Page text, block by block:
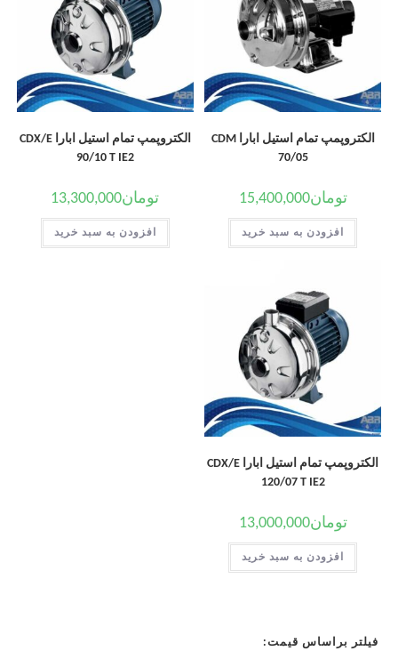
الکتروپمپ تمام استیل ابارا CDM
70/05
تومان15,400,000
افزودن به سبد خرید
الکتروپمپ تمام استیل ابارا CDX/E
90/10 T IE2
تومان13,300,000
افزودن به سبد خرید
الکتروپمپ تمام استیل ابارا CDX/E
120/07 T IE2
تومان13,000,000
افزودن به سبد خرید
فیلتر براساس قیمت: